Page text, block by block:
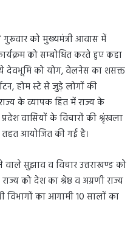
गुरूवार को मुख्यमंत्री आवास में
को सम्बोधित करते हुए कहा
देवभूमि को योग, वेलनेस का शसक्त
होम स्टे से जुड़े लोगों की
के व्यापक हित में राज्य के
प्रदेश वासियों के विचारों की श्रृंखला
तहत आयोजित की गई है।
वाले सुझाव व विचार उत्तराखण्ड को
को देश का श्रेष्ठ व अग्रणी राज्य
का आगामी 10 सालों का